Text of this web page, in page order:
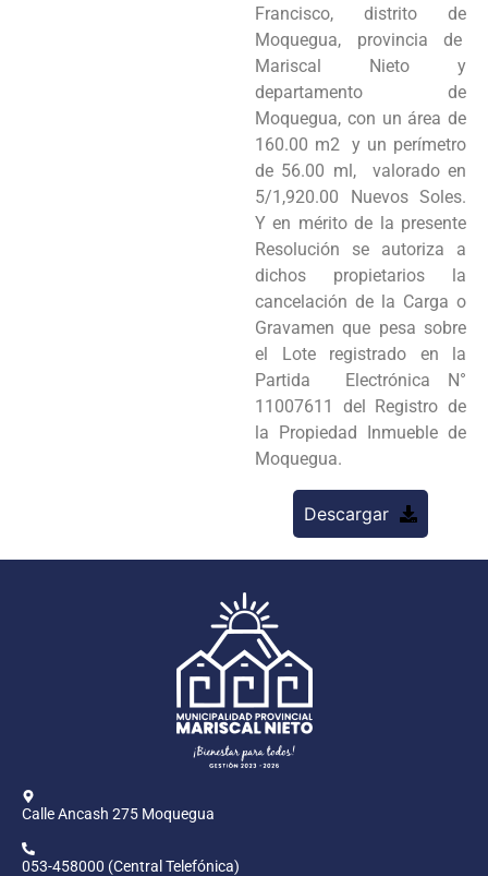
Francisco, distrito de
Moquegua, provincia de
Mariscal Nieto y
departamento de
Moquegua, con un área de
160.00 m2 y un perímetro
de 56.00 ml, valorado en
5/1,920.00 Nuevos Soles.
Y en mérito de la presente
Resolución se autoriza a
dichos propietarios la
cancelación de la Carga o
Gravamen que pesa sobre
el Lote registrado en la
Partida Electrónica N°
11007611 del Registro de
la Propiedad Inmueble de
Moquegua.
Descargar
Calle Ancash 275 Moquegua
053-458000 (Central Telefónica)